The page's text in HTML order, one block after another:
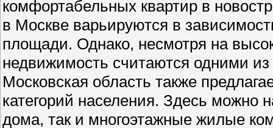
комфортабельных квартир в
в Москве варьируются в
площади. Однако, несмотря на
недвижимость считаются одними
Московская область также
категорий населения. Здесь можно
дома, так и многоэтажные жилые